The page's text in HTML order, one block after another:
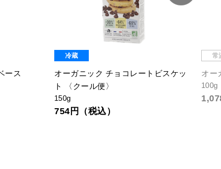
ース
冷蔵
オーガニック チョコレートビスケッ
ト 〈クール便〉
150g
754円（税込）
常
オー
100g